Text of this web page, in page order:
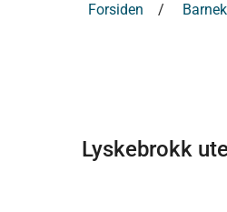
Forsiden
Lyskebrokk